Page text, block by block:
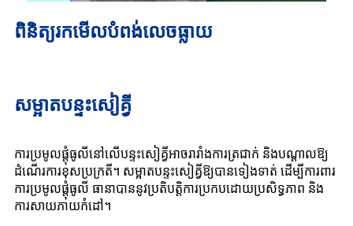
ពិនិត្យរកមើលបំពង់លេចធ្លាយ
សម្អាតបន្ទះសៀគ្វី
ការប្រមូលផ្តុំធូលីនៅលើបន្ទះសៀគ្វីអាចរារាំងការត្រជាក់ និងបណ្តាលឱ្យ
ដំណើរការខុសប្រក្រតី។ សម្អាតបន្ទះសៀគ្វីឱ្យបានទៀងទាត់ ដើម្បីការពារ
ការប្រមូលផ្តុំធូលី ធានាបាននូវប្រតិបត្តិការប្រកបដោយប្រសិទ្ធភាព និង
ការសាយភាយកំដៅ។